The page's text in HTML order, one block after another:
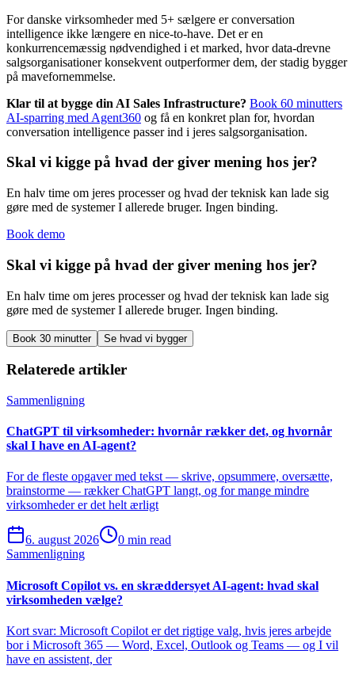
For danske virksomheder med 5+ sælgere er conversation
intelligence ikke længere en nice-to-have. Det er en
konkurrencemæssig nødvendighed i et marked, hvor data-drevne
salgsorganisationer konsekvent outperformer dem, der stadig bygger
på mavefornemmelse.
Klar til at bygge din AI Sales Infrastructure? Book 60 minutters
AI-sparring med Agent360 og få en konkret plan for, hvordan
conversation intelligence passer ind i jeres salgsorganisation.
Skal vi kigge på hvad der giver mening hos jer?
En halv time om jeres processer og hvad der teknisk kan lade sig
gøre med de systemer I allerede bruger. Ingen binding.
Book demo
Skal vi kigge på hvad der giver mening hos jer?
En halv time om jeres processer og hvad der teknisk kan lade sig
gøre med de systemer I allerede bruger. Ingen binding.
Book 30 minutter Se hvad vi bygger
Relaterede artikler
Sammenligning
ChatGPT til virksomheder: hvornår rækker det, og hvornår
skal I have en AI-agent?
For de fleste opgaver med tekst — skrive, opsummere, oversætte,
brainstorme — rækker ChatGPT langt, og for mange mindre
virksomheder er det helt ærligt
6. august 2026
0 min read
Sammenligning
Microsoft Copilot vs. en skræddersyet AI-agent: hvad skal
virksomheden vælge?
Kort svar: Microsoft Copilot er det rigtige valg, hvis jeres arbejde
bor i Microsoft 365 — Word, Excel, Outlook og Teams — og I vil
have en assistent, der